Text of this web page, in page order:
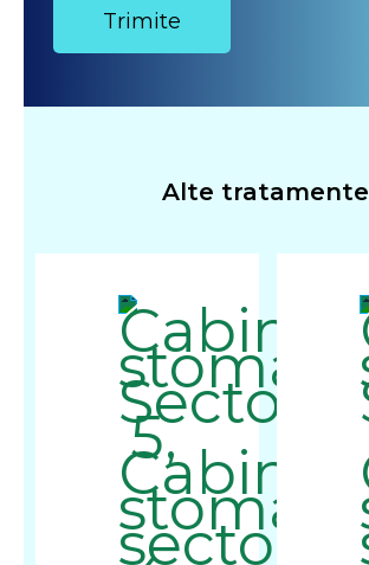
Alte tratamente